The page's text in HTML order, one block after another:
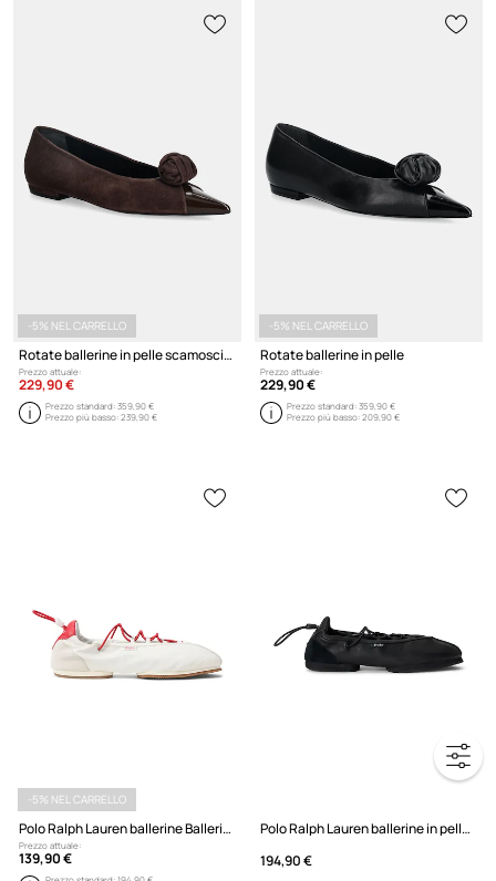
-5% NEL CARRELLO
Rotate ballerine in pelle scamosciata
Prezzo attuale:
229,90 €
Prezzo standard:359,90 €
Prezzo più basso:239,90 €
-5% NEL CARRELLO
Rotate ballerine in pelle
Prezzo attuale:
229,90 €
Prezzo standard:359,90 €
Prezzo più basso:209,90 €
-5% NEL CARRELLO
Polo Ralph Lauren ballerine Ballerina Lace Up
Prezzo attuale:
139,90 €
Polo Ralph Lauren ballerine in pelle Ballerina Lace Up
194,90 €